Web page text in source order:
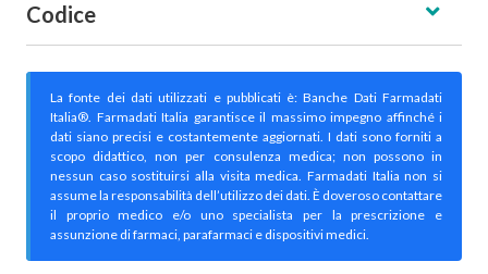
Codice
La fonte dei dati utilizzati e pubblicati è: Banche Dati Farmadati
Italia®. Farmadati Italia garantisce il massimo impegno affinché i
dati siano precisi e costantemente aggiornati. I dati sono forniti a
scopo didattico, non per consulenza medica; non possono in
nessun caso sostituirsi alla visita medica. Farmadati Italia non si
assume la responsabilità dell’utilizzo dei dati. È doveroso contattare
il proprio medico e/o uno specialista per la prescrizione e
assunzione di farmaci, parafarmaci e dispositivi medici.